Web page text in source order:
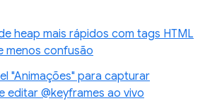
heap mais rápidos com tags HTML
menos confusão
"Animações" para capturar
editar @keyframes ao vivo